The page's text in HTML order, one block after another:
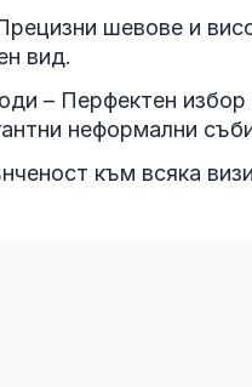
шевове и
вид.
– Перфектен избор
неформални
към всяка